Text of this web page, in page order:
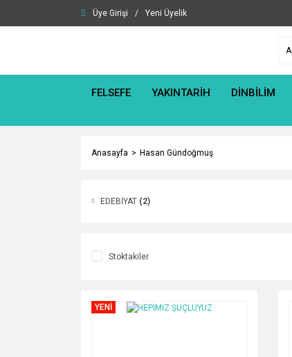
Üye Girişi / Yeni Üyelik
FELSEFE YAKINTARİH DİNBİLİM
Anasayfa Hasan Gündoğmuş
EDEBİYAT (2)
Stoktakiler
YENİ